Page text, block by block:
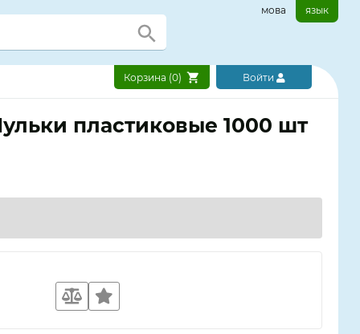
мова язык
Корзина (0) Войти
пластиковые 1000 шт